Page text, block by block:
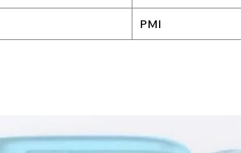
PMI